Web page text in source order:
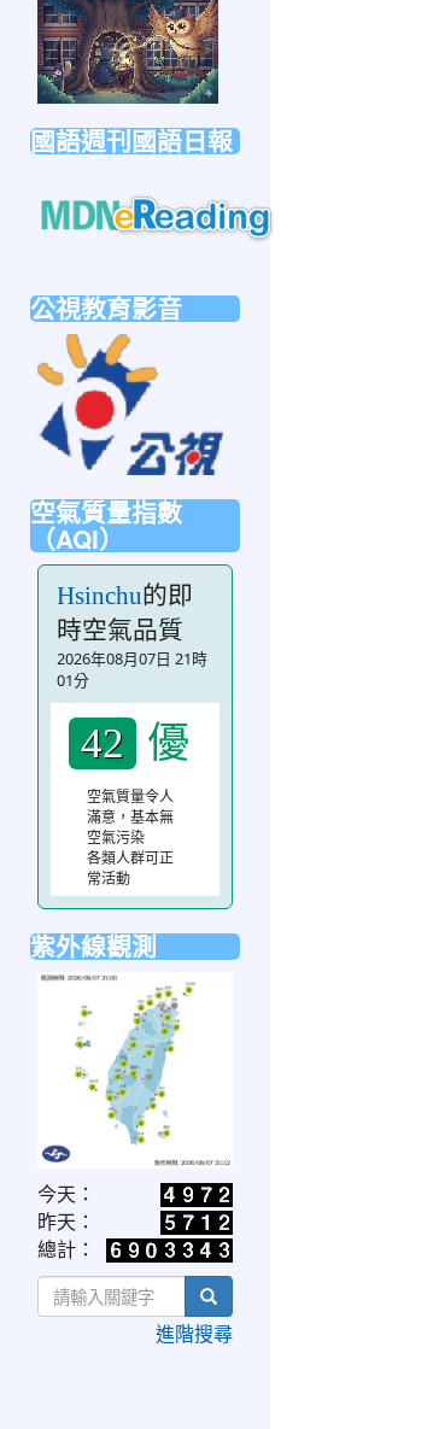
國語週刊國語日報
https://mdnereading.mdnkids.com
公視教育影音
空氣質量指數
（AQI）
Hsinchu的即
時空氣品質
2026年08月07日 21時
01分
42 優
空氣質量令人
滿意，基本無
空氣污染
各類人群可正
常活動
紫外線觀測
link
to
https://www.cwa.gov.tw/V8/C/W/OBS_UVI.html
今天：
昨天：
總計：
search
進階搜尋